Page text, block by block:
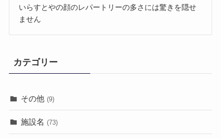
いらすとやの顔のレパートリーの多さには驚きを隠せ
ません
カテゴリー
その他 (9)
施設名 (73)